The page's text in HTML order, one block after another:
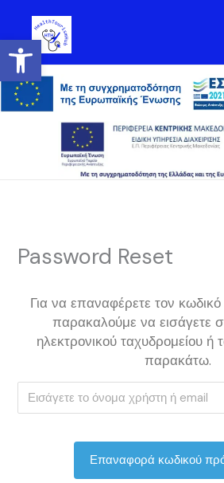
Ανοίξτε τη γραμμή εργαλείων
περιεχόμενο
Password Reset
Για να επαναφέρετε τον
παρακαλούμε να εισάγετε
ηλεκτρονικού ταχυδρομείου ή
παρακάτω.